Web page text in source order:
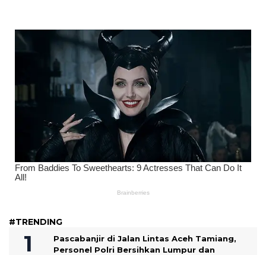
#TRENDING
Pascabanjir di Jalan Lintas Aceh Tamiang,
Personel Polri Bersihkan Lumpur dan